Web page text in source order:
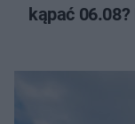
kąpać